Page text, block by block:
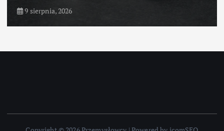
9 sierpnia, 2026